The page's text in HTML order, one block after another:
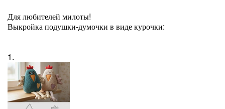
Для любителей милоты!
Выкройка подушки-думочки в виде курочки:
1.